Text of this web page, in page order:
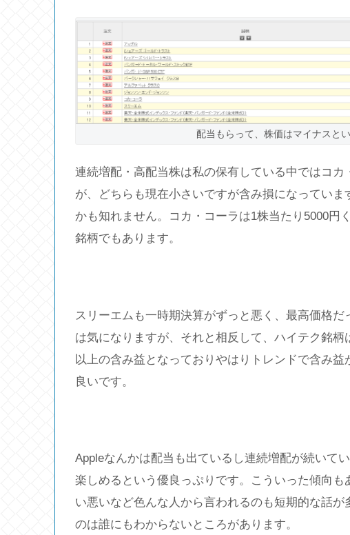
配当もらって、株価はマイナスと
連続増配・高配当株は私の保有している中ではコ
が、どちらも現在小さいですが含み損になってい
かも知れません。コカ・コーラは1株当たり5000円
銘柄でもあります。
スリーエムも一時期決算がずっと悪く、最高価格
は気になりますが、それと相反して、ハイテク銘
以上の含み益となっておりやはりトレンドで含み
良いです。
Appleなんかは配当も出ているし連続増配が続いて
楽しめるという優良っぷりです。こういった傾向
い悪いなど色んな人から言われるのも短期的な話
のは誰にもわからないところがあります。